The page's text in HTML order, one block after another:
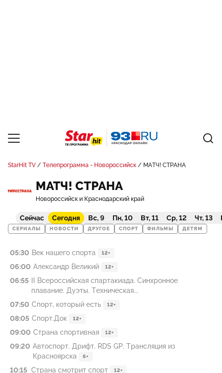
StarHit TV Телепрограмма - Новороссийск МАТЧ! СТРАНА
МАТЧ! СТРАНА
Новороссийск и Краснодарский край
Сейчас Сегодня Вс, 9 Пн, 10 Вт, 11 Ср, 12 Чт, 13
СЕРИАЛЫ НОВОСТИ ДРУГОЕ СПОРТ ФИЛЬМЫ ДЕТЯМ
05:30 Век нашего спорта 12+
06:00 Александр Великий 12+
06:55
II Всероссийская спартакиада. Синхронное
плавание. Дуэты. Техническая...
07:50 Спорт, который есть 12+
08:05 Спорт.Док 12+
09:00 Страна спортивная 12+
09:20 Автоспорт. Дрифт. RDS GP. Трансляция из
Красноярска
6+
10:15 Страна смотрит спорт 12+